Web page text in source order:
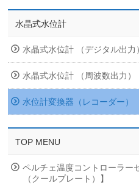
水晶式水位計
水晶式水位計 （デジタル出力
水晶式水位計 （周波数出力）
水位計変換器（レコーダー）
TOP MENU
ペルチェ温度コントローラー
（クールプレート）】